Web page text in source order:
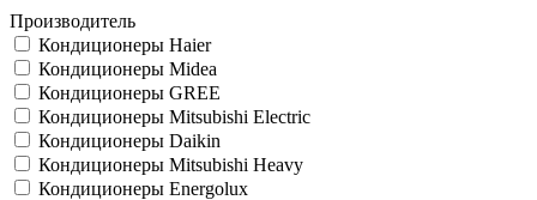
Производитель
Кондиционеры Haier
Кондиционеры Midea
Кондиционеры GREE
Кондиционеры Mitsubishi Electric
Кондиционеры Daikin
Кондиционеры Mitsubishi Heavy
Кондиционеры Energolux